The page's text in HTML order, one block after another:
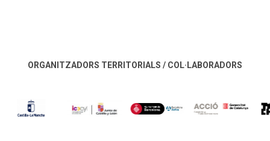
ORGANITZADORS TERRITORIALS / COL·LABORADORS